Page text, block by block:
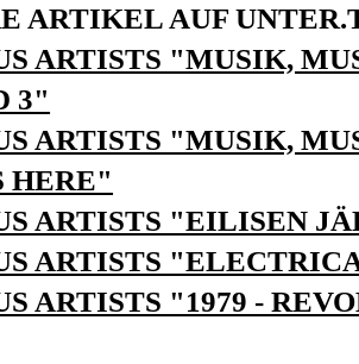
ARTIKEL AUF
ARTISTS "MUSIK,
3"
ARTISTS "MUSIK,
HERE"
ARTISTS "EILISEN
ARTISTS
ARTISTS "1979 -